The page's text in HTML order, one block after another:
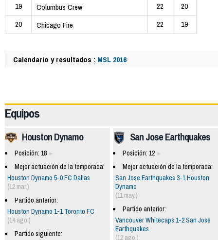
19
Columbus Crew 22
20
20
Chicago Fire 22 19
Calendario y resultados : MSL 2016
Equipos
San Jose Earthquakes
Posición: 12
Mejor actuación de la temporada:
San Jose Earthquakes 3-1 Houston
Dynamo
(11 may.)
Partido anterior:
Vancouver Whitecaps 1-2 San Jose
Earthquakes
(12 ago.)
Houston Dynamo
Posición: 18
Mejor actuación de la temporada:
Houston Dynamo 5-0 FC Dallas
(12 mar.)
Partido anterior:
Houston Dynamo 1-1 Toronto FC
(14 ago.)
Partido siguiente: